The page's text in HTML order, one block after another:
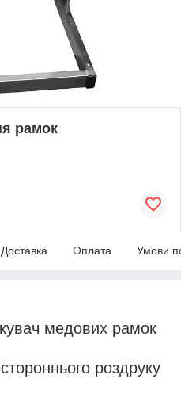
рамок
Доставка Оплата Умови
медових рамок
роздруку